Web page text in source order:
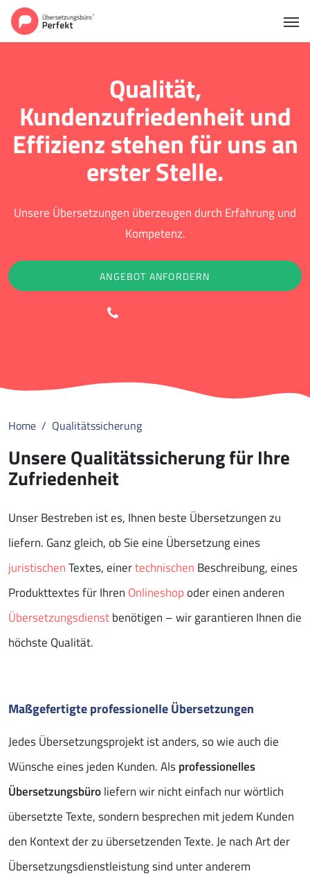
Qualität,
Kundenzufriedenheit und
Effizienz stehen für uns an
erster Stelle.
Unsere Übersetzungen überzeugen durch Erfahrung und
Kompetenz.
ANGEBOT ANFORDERN
Home Qualitätssicherung
Unsere Qualitätssicherung für Ihre
Zufriedenheit
Unser Bestreben ist es, Ihnen beste Übersetzungen zu
liefern. Ganz gleich, ob Sie eine Übersetzung eines
juristischenTextes, einertechnischen Beschreibung, eines
Produkttextes für Ihren Onlineshopoder einen anderen
Übersetzungsdienstbenötigen – wir garantieren Ihnen die
höchste Qualität.
Maßgefertigte professionelle Übersetzungen
Jedes Übersetzungsprojekt ist anders, so wie auch die
Wünsche eines jeden Kunden. Alsprofessionelles
Übersetzungsbüroliefern wir nicht einfach nur wörtlich
übersetzte Texte, sondern besprechen mit jedem Kunden
den Kontext der zu übersetzenden Texte. Je nach Art der
Übersetzungsdienstleistung sind unter anderem